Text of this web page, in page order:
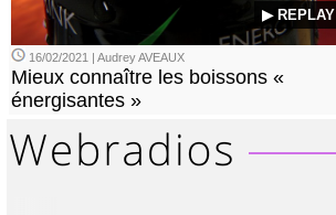
▶ REPLAY
16/02/2021 | Audrey AVEAUX
Mieux connaître les boissons «
énergisantes »